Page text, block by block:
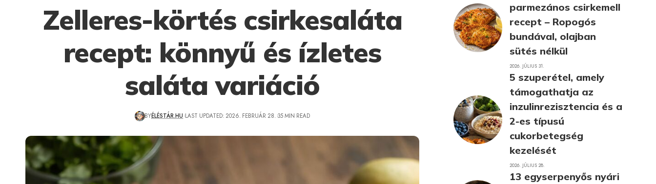
Zelleres-körtés csirkesaláta
recept: könnyű és ízletes
saláta variáció
BYÉLÉSTÁR.HU LAST UPDATED: 2026. FEBRUÁR 28. 35 MIN READ
parmezános csirkemell
recept – Ropogós
bundával, olajban
sütés nélkül
2026. JÚLIUS 31.
5 szuperétel, amely
támogathatja az
inzulinrezisztencia és a
2-es típusú
cukorbetegség
kezelését
2026. JÚLIUS 28.
13 egyserpenyős nyári